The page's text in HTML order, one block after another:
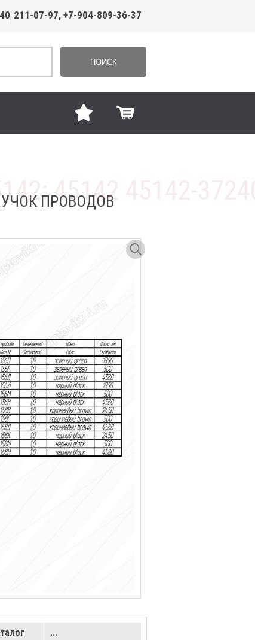
, 211-07-97, +7-904-809-36-37
ПОИСК
ПРОВОДОВ
...